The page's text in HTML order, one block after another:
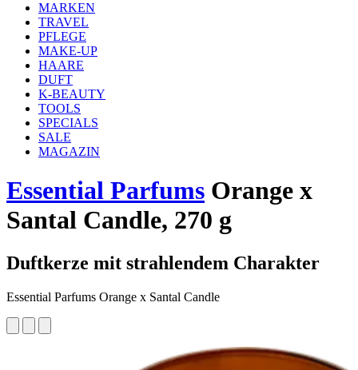
MARKEN
TRAVEL
PFLEGE
MAKE-UP
HAARE
DUFT
K-BEAUTY
TOOLS
SPECIALS
SALE
MAGAZIN
Essential Parfums Orange x
Santal Candle, 270 g
Duftkerze mit strahlendem Charakter
Essential Parfums Orange x Santal Candle